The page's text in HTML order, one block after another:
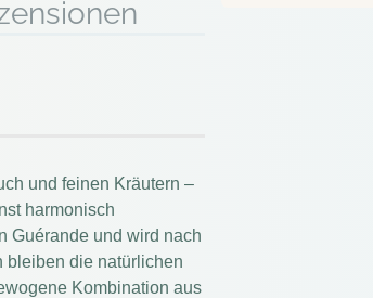
und feinen Kräutern –
harmonisch
Guérande und wird nach
bleiben die natürlichen
Kombination aus